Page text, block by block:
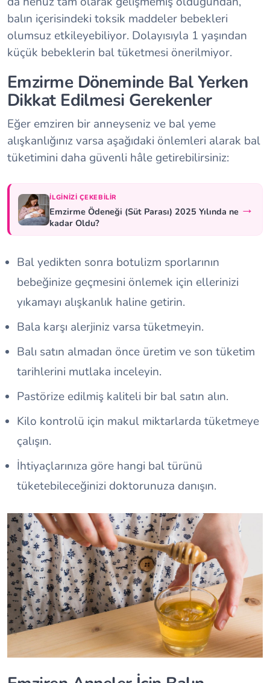
balın içerisindeki toksik maddeler bebekleri
olumsuz etkileyebiliyor. Dolayısıyla 1 yaşından
küçük bebeklerin bal tüketmesi önerilmiyor.
Emzirme Döneminde Bal Yerken
Dikkat Edilmesi Gerekenler
Eğer emziren bir anneyseniz ve bal yeme
alışkanlığınız varsa aşağıdaki önlemleri alarak bal
tüketimini daha güvenli hâle getirebilirsiniz:
İLGINIZI ÇEKEBILIR
Emzirme Ödeneği (Süt Parası) 2025 Yılında ne
kadar Oldu?
→
Bal yedikten sonra botulizm sporlarının
bebeğinize geçmesini önlemek için ellerinizi
yıkamayı alışkanlık haline getirin.
Bala karşı alerjiniz varsa tüketmeyin.
Balı satın almadan önce üretim ve son tüketim
tarihlerini mutlaka inceleyin.
Pastörize edilmiş kaliteli bir bal satın alın.
Kilo kontrolü için makul miktarlarda tüketmeye
çalışın.
İhtiyaçlarınıza göre hangi bal türünü
tüketebileceğinizi doktorunuza danışın.